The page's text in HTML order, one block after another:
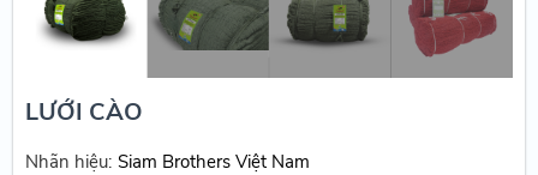
LƯỚI CÀO
Nhãn hiệu: Siam Brothers Việt Nam